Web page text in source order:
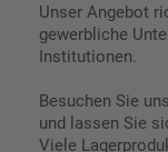
Unser Angebot
gewerbliche
Institutionen.
Besuchen Sie
und lassen Sie
Viele